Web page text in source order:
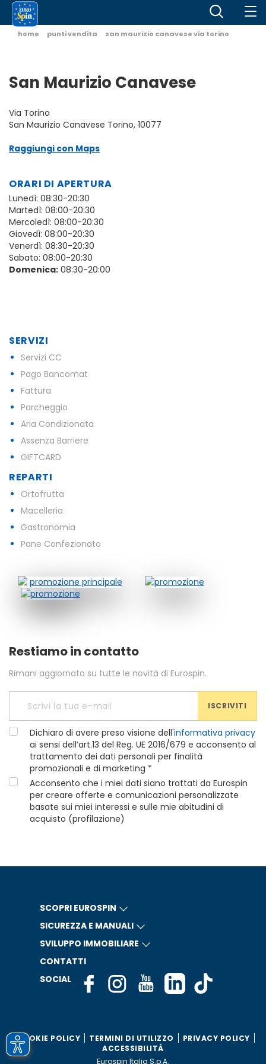
home punti vendita san maurizio canavese via torino
San Maurizio Canavese
Via Torino
San Maurizio Canavese Torino, 10077
Raggiungi con Maps
ORARI DI APERTURA
Lunedì: 08:30-20:30
Martedì: 08:00-20:30
Mercoledì: 08:00-20:30
Giovedì: 08:00-20:30
Venerdì: 08:30-20:30
Sabato: 08:00-20:30
Domenica: 08:30-20:00
SERVIZI
Servizi CC
Pago Bancomat
Fattura
Parcheggio
Aria Condizionata
Assenza Barriere
GIFTCARD
REPARTI
Ortofrutta
Macelleria
Gastronomia
Pane Confezionato
Restiamo in contatto
Rimani aggiornato su tutte le novità di Eurospin.
ISCRIVITI
Dichiaro di avere preso visione dell'informativa privacy
ai sensi dell’art.13 del Reg. UE 2016/679 e acconsento al
trattamento dei dati personali per finalità
promozionali e di marketing *
Acconsento che i miei dati siano trattati da Eurospin
per creare offerte e comunicazioni personalizzate
basate sui miei interessi e sulle mie abitudini di
acquisto (profilazione)
SCOPRI EUROSPIN
SICUREZZA E MANUALI
SVILUPPO IMMOBILIARE
CONTATTI
SOCIAL
COOKIE POLICY TERMINI DI UTILIZZO
PRIVACY POLICY
ACCESSIBILITÀ
Eurospin Italia S.p.A.